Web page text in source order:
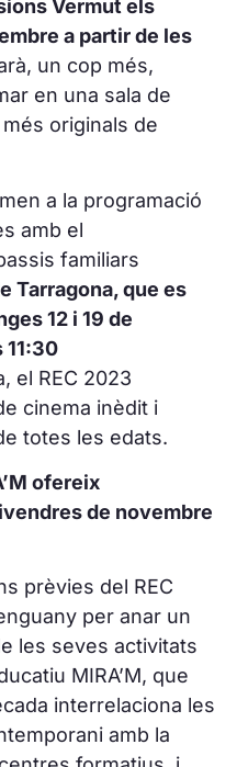
Vermut els
a partir de les
un cop més,
en una sala de
originals de
a la programació
amb el
familiars
Tarragona, que es
12 i 19 de
11:30
el REC 2023
cinema inèdit i
totes les edats.
ofereix
de novembre
prèvies del REC
per anar un
les seves activitats
MIRA’M, que
interrelaciona les
amb la